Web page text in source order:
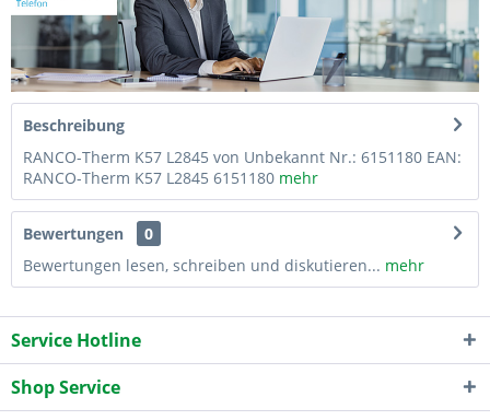
Beschreibung
RANCO-Therm K57 L2845 von Unbekannt Nr.: 6151180 EAN:
RANCO-Therm K57 L2845 6151180 mehr
Bewertungen
0
Bewertungen lesen, schreiben und diskutieren... mehr
Service Hotline
Shop Service